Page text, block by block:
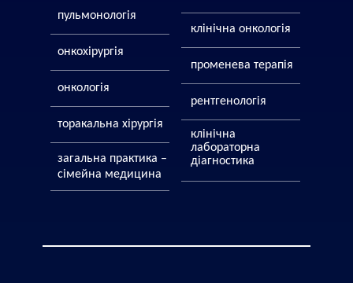
пульмонологія
клінічна онкологія
онкохірургія
променева терапія
онкологія
рентгенологія
торакальна хірургія
загальна практика –
сімейна медицина
клінічна
лабораторна
діагностика